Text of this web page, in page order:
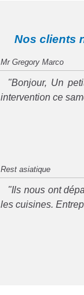
Nos clients
Mr Gregory Marco
"Bonjour, Un
intervention ce
Rest asiatique
"Ils nous ont
les cuisines.